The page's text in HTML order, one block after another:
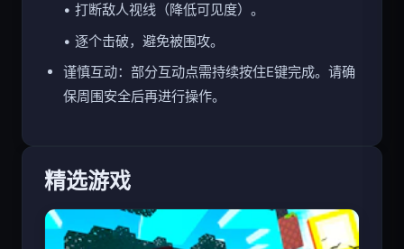
• 打断敌人视线（降低可见度）。
• 逐个击破，避免被围攻。
谨慎互动：部分互动点需持续按住E键完成。请确
保周围安全后再进行操作。
精选游戏